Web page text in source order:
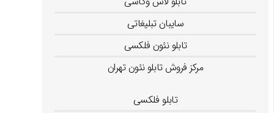
سایبان تبلیغاتی
تابلو نئون فلکسی
مرکز فروش تابلو نئون تهران
تابلو فلکسی